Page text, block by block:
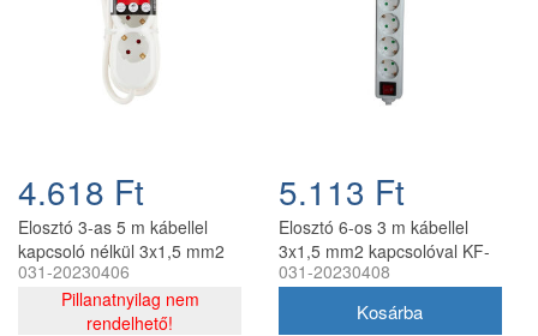
4.618 Ft
Elosztó 3-as 5 m kábellel
kapcsoló nélkül 3x1,5 mm2
KF-03C-5,0m
031-20230406
Pillanatnyilag nem
rendelhető!
5.113 Ft
Elosztó 6-os 3 m kábellel
3x1,5 mm2 kapcsolóval KF-
06CK-3M BV
031-20230408